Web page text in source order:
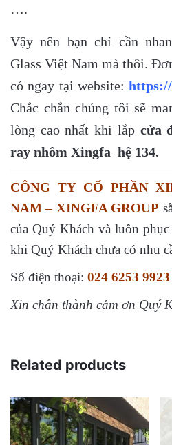
….
Vậy nên bạn chỉ cần
Glass Việt Nam mà thôi.
có ngay tại website:
Chắc chắn chúng tôi sẽ
lòng cao nhất khi lắp cửa
ray nhôm Xingfa hệ 134.
CÔNG TY CỔ PHẦN
NAM – XINGFA GROUP
của Quý Khách và luôn
khi Quý Khách chưa có nhu
Số điện thoại: 024 6253 9923
Xin chân thành cảm ơn Quý
Related products